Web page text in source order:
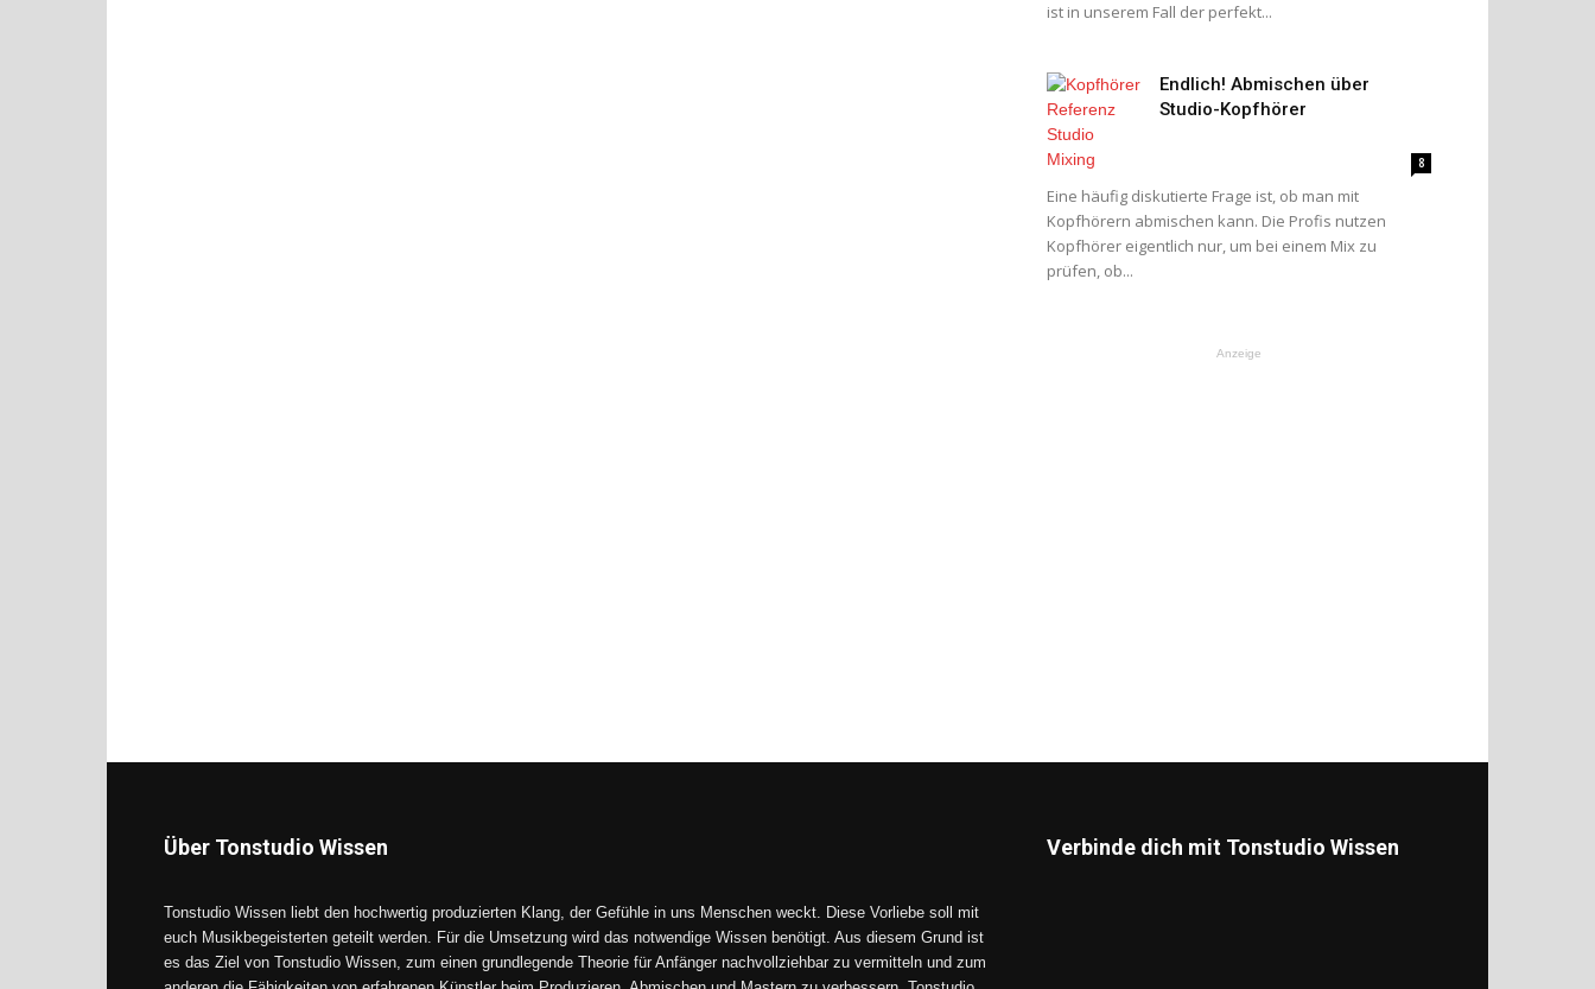
ist in unserem Fall der perfekt...
Endlich! Abmischen über
Studio-Kopfhörer
8
Eine häufig diskutierte Frage ist, ob man mit
Kopfhörern abmischen kann. Die Profis nutzen
Kopfhörer eigentlich nur, um bei einem Mix zu
prüfen, ob...
Anzeige
Über Tonstudio Wissen
Tonstudio Wissen liebt den hochwertig produzierten Klang, der Gefühle in uns Menschen weckt. Diese Vorliebe soll mit
euch Musikbegeisterten geteilt werden. Für die Umsetzung wird das notwendige Wissen benötigt. Aus diesem Grund ist
es das Ziel von Tonstudio Wissen, zum einen grundlegende Theorie für Anfänger nachvollziehbar zu vermitteln und zum
Verbinde dich mit Tonstudio Wissen